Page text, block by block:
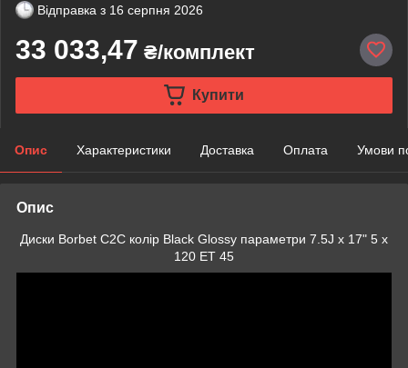
Відправка з 16 серпня 2026
33 033,47 ₴/комплект
Купити
Опис Характеристики Доставка Оплата Умови
Опис
Диски Borbet C2C колір Black Glossy параметри 7.5J x 17" 5 x
120 ET 45